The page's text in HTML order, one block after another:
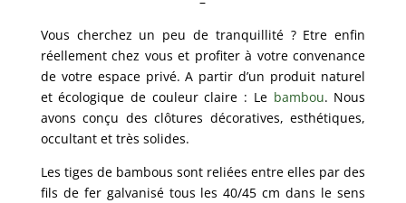
Vous cherchez un peu de tranquillité ? Etre enfin
réellement chez vous et profiter à votre convenance
de votre espace privé. A partir d’un produit naturel
et écologique de couleur claire : Le bambou. Nous
avons conçu des clôtures décoratives, esthétiques,
occultant et très solides.
Les tiges de bambous sont reliées entre elles par des
fils de fer galvanisé tous les 40/45 cm dans le sens